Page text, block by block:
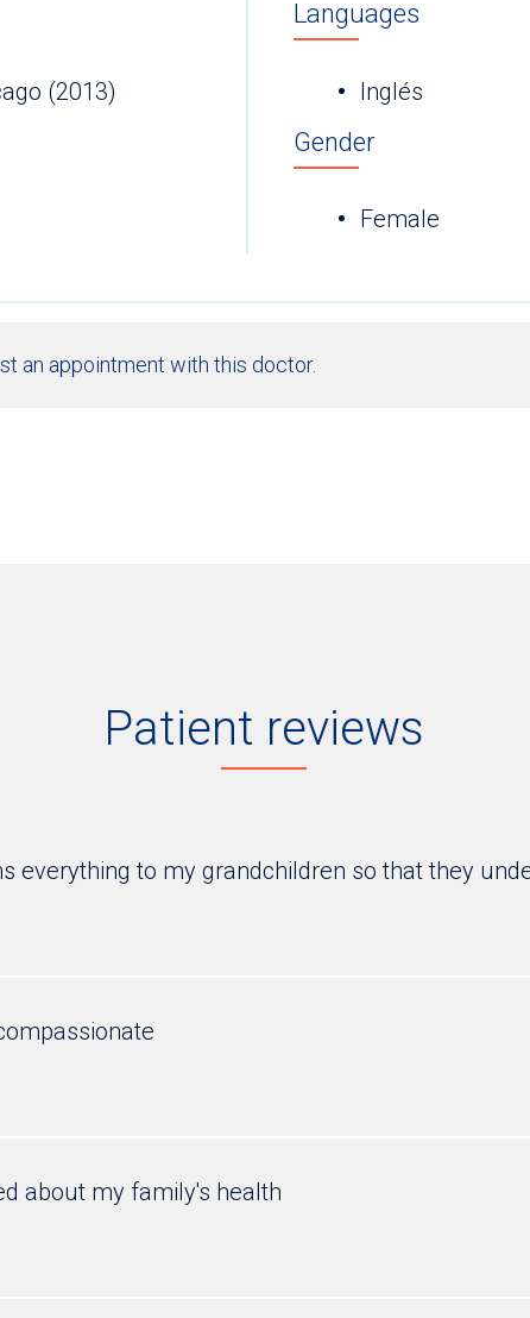
(2013)
Languages
Inglés
Gender
Female
an appointment with this doctor.
Patient reviews
everything to my grandchildren so that they
about my family's health